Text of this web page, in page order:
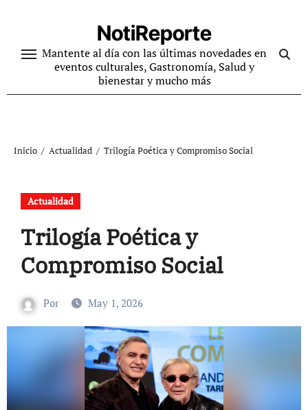
contenido
NotiReporte
Mantente al día con las últimas novedades en
eventos culturales, Gastronomía, Salud y
bienestar y mucho más
Inicio Actualidad Trilogía Poética y Compromiso Social
Actualidad
Trilogía Poética y
Compromiso Social
Por May 1, 2026